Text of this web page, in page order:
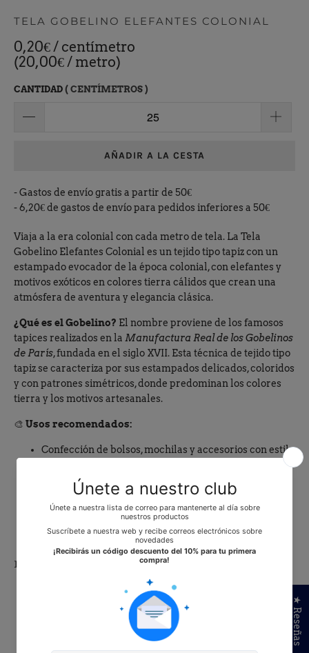
TELA GOBELINO ELEFANTES COLONIAL
0,20€/ centímetro
(20,00€ / metro)
CANTIDAD ( CENTÍMETROS )
AÑADIR A LA CESTA
- Gastos de envío gratis a partir de 50€
- 6,20€ de gastos de envío para pedidos inferiores a 50€
Viaja a la era colonial con cada metro de tela. La Tela
Gobelino Elefantes Colonial es un tejido tipo tapiz con un
estampado evocador de la época colonial, con elefantes y
motivos exóticos en colores tierra cálidos que crean una
atmósfera de aventura y elegancia clásica.
¿Qué es el Gobelino? El nombre proviene de los famosos
tapices realizados en la Manufactura Real de los Gobelinos
de París, fundada en el siglo XVII. Esta técnica de tejido tipo
tapiz se caracteriza por sus estampados delicados, coloridos
y con patrones simétricos, donde predominan los colores
tierra y los motivos artesanales.
🎨 Usos recomendados:
Confección de bolsos, mochilas y accesorios con estilo
Tapizería y decoración de interiores con carácter
Mantelería y cortinas con estilo colonial
Cojines y almohadones decorativos
🧵 Características técnicas:
Composición: 55% Poliéster / 45% Algodón
★ Reseñas